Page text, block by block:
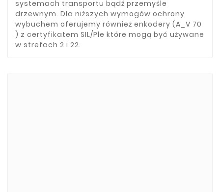
systemach transportu bądź przemyśle
drzewnym. Dla niższych wymogów ochrony
wybuchem oferujemy również enkodery (A_V 70
) z certyfikatem SIL/Ple które mogą być używane
w strefach 2 i 22.